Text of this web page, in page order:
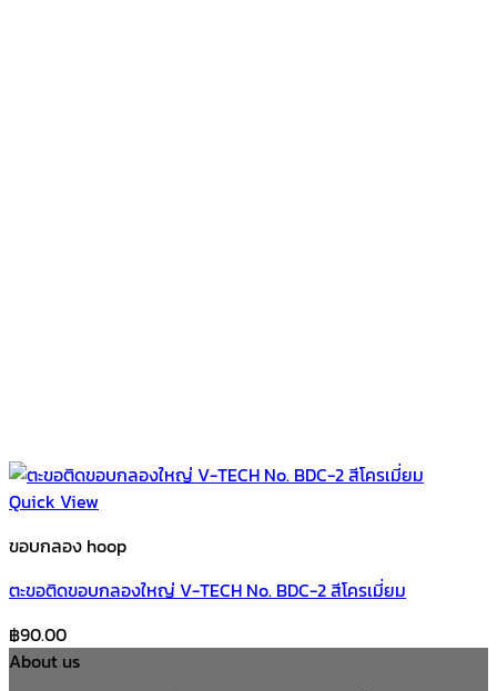
Quick View
ขอบกลอง hoop
ตะขอติดขอบกลองใหญ่ V-TECH No. BDC-2 สีโครเมี่ยม
฿90.00
About us